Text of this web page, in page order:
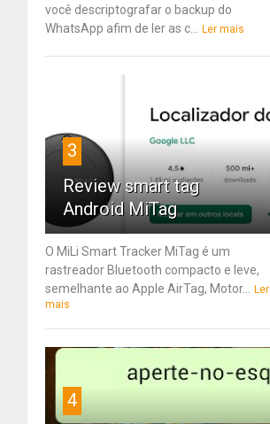
você descriptografar o backup do
WhatsApp afim de ler as c...
Ler mais
3
Review smart tag
Android MiTag
O MiLi Smart Tracker MiTag é um
rastreador Bluetooth compacto e leve,
semelhante ao Apple AirTag, Motor...
Ler
mais
4